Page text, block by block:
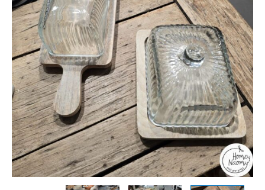
עם
מכסה
זכוכית